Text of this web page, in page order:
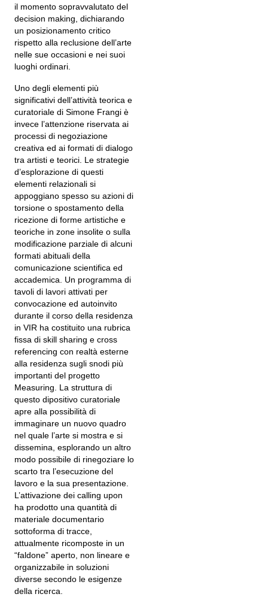
il momento sopravvalutato del
decision making, dichiarando
un posizionamento critico
rispetto alla reclusione dell’arte
nelle sue occasioni e nei suoi
luoghi ordinari.
Uno degli elementi più
significativi dell’attività teorica e
curatoriale di Simone Frangi è
invece l’attenzione riservata ai
processi di negoziazione
creativa ed ai formati di dialogo
tra artisti e teorici. Le strategie
d’esplorazione di questi
elementi relazionali si
appoggiano spesso su azioni di
torsione o spostamento della
ricezione di forme artistiche e
teoriche in zone insolite o sulla
modificazione parziale di alcuni
formati abituali della
comunicazione scientifica ed
accademica. Un programma di
tavoli di lavori attivati per
convocazione ed autoinvito
durante il corso della residenza
in VIR ha costituito una rubrica
fissa di skill sharing e cross
referencing con realtà esterne
alla residenza sugli snodi più
importanti del progetto
Measuring. La struttura di
questo dipositivo curatoriale
apre alla possibilità di
immaginare un nuovo quadro
nel quale l’arte si mostra e si
dissemina, esplorando un altro
modo possibile di rinegoziare lo
scarto tra l’esecuzione del
lavoro e la sua presentazione.
L’attivazione dei calling upon
ha prodotto una quantità di
materiale documentario
sottoforma di tracce,
attualmente ricomposte in un
“faldone” aperto, non lineare e
organizzabile in soluzioni
diverse secondo le esigenze
della ricerca.